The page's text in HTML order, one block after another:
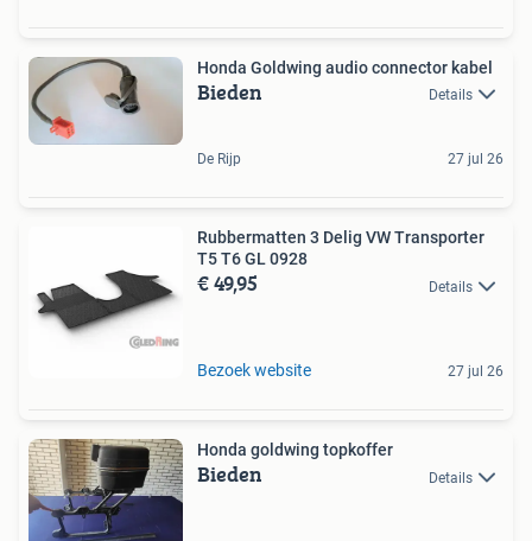
Honda Goldwing audio connector kabel
Bieden Details
De Rijp 27 jul 26
Rubbermatten 3 Delig VW Transporter
T5 T6 GL 0928
€ 49,95 Details
Bezoek website 27 jul 26
Honda goldwing topkoffer
Bieden Details